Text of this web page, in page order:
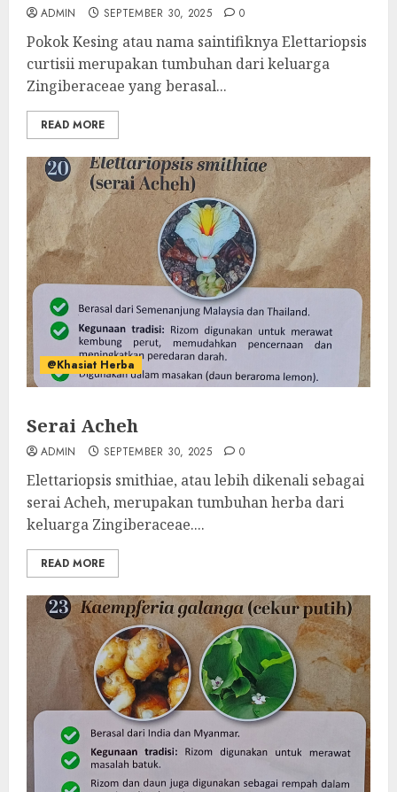
ADMIN SEPTEMBER 30, 2025 0
Pokok Kesing atau nama saintifiknya Elettariopsis
curtisii merupakan tumbuhan dari keluarga
Zingiberaceae yang berasal...
READ MORE
@Khasiat Herba
Serai Acheh
ADMIN SEPTEMBER 30, 2025 0
Elettariopsis smithiae, atau lebih dikenali sebagai
serai Acheh, merupakan tumbuhan herba dari
keluarga Zingiberaceae....
READ MORE